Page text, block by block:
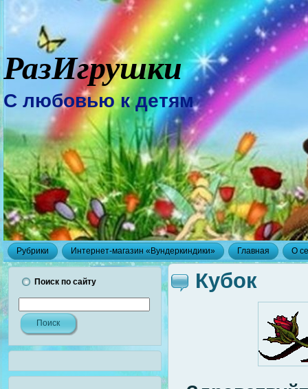
РазИгрушки
С любовью к детям
Рубрики Интернет-магазин «Вундеркиндики» Главная О
Поиск по сайту Кубок